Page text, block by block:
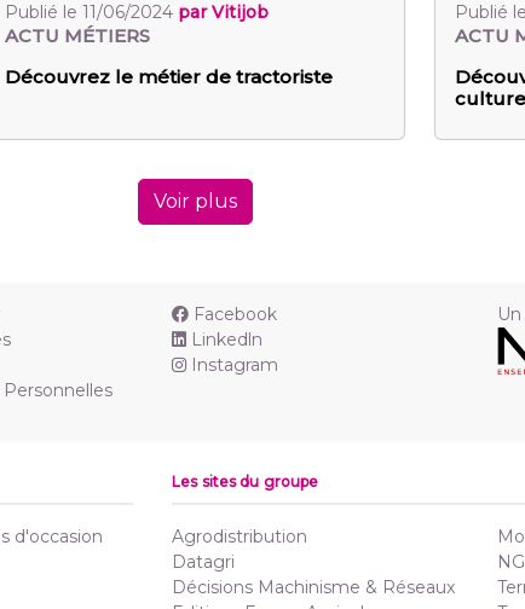
Publié le 11/06/2024 par Vitijob
ACTU MÉTIERS
Découvrez le métier de tractoriste
Publié
ACTU
culture
Voir plus
Facebook
Linkedln
Instagram
d'occasion
Les sites du groupe
Agrodistribution
Datagri
Décisions Machinisme & Réseaux